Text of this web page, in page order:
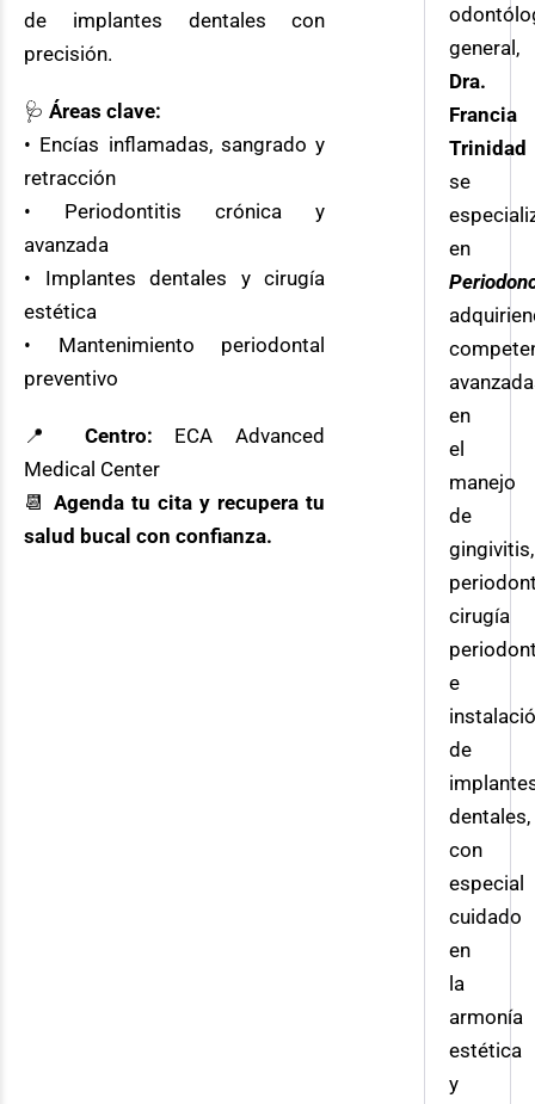
de implantes dentales con
precisión.
🩺 Áreas clave:
• Encías inflamadas, sangrado y
retracción
• Periodontitis crónica y
avanzada
• Implantes dentales y cirugía
estética
• Mantenimiento periodontal
preventivo
📍 Centro: ECA Advanced
Medical Center
📆Agenda tu cita y recupera tu
salud bucal con confianza.
general,
Dra.
Francia
Trinidad
se
en
en
el
manejo
de
gingivitis,
cirugía
e
de
dentales,
con
especial
cuidado
en
la
armonía
estética
y